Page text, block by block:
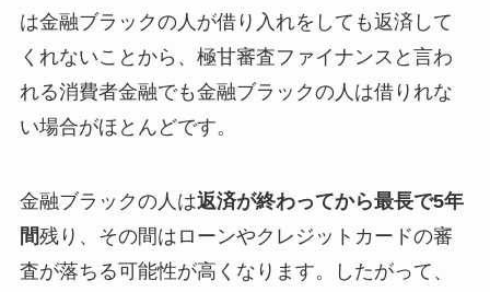
は金融ブラックの人が借り入れをしても返済して
くれないことから、極甘審査ファイナンスと言わ
れる消費者金融でも金融ブラックの人は借りれな
い場合がほとんどです。
金融ブラックの人は返済が終わってから最長で5年
間残り、その間はローンやクレジットカードの審
査が落ちる可能性が高くなります。したがって、